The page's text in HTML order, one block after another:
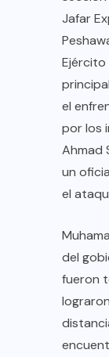
Jafar
Ejército
el
por los
Ahmad
un
el
del
fueron